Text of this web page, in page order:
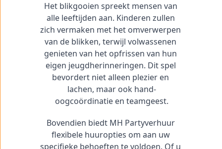
Het blikgooien spreekt mensen van
alle leeftijden aan. Kinderen zullen
zich vermaken met het omverwerpen
van de blikken, terwijl volwassenen
genieten van het opfrissen van hun
eigen jeugdherinneringen. Dit spel
bevordert niet alleen plezier en
lachen, maar ook hand-
oogcoördinatie en teamgeest.
Bovendien biedt MH Partyverhuur
flexibele huuropties om aan uw
specifieke behoeften te voldoen. Of u